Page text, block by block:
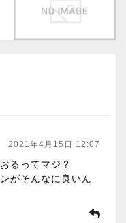
2021年4月15日 12:07
るってマジ？
がそんなに良いん